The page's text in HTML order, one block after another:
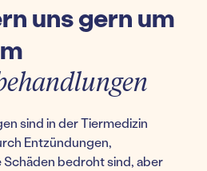
uns gern um
sind in der Tiermedizin
Entzündungen,
bedroht sind, aber